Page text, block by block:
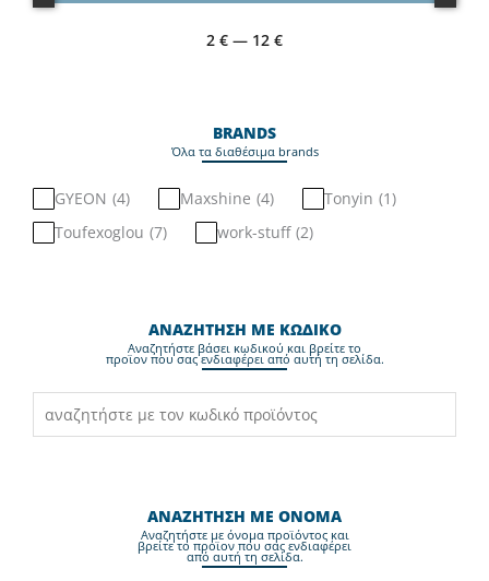
2 € — 12 €
BRANDS
Όλα τα διαθέσιμα brands
GYEON (4) Maxshine (4) Tonyin (1)
Toufexoglou (7) work-stuff (2)
ΑΝΑΖΗΤΗΣΗ ΜΕ ΚΩΔΙΚΟ
Aναζητήστε βάσει κωδικού και βρείτε το
προϊον που σας ενδιαφέρει από αυτή τη σελίδα.
ΑΝΑΖΗΤΗΣΗ ΜΕ ΟΝΟΜΑ
Aναζητήστε με όνομα προϊόντος και
βρείτε το προϊον που σας ενδιαφέρει
από αυτή τη σελίδα.